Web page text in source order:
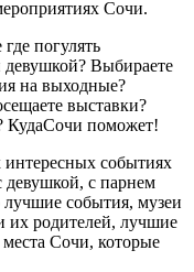
Сочи.
погулять
девушкой? Выбираете
на выходные?
выставки?
КудаСочи поможет!
событиях
с парнем
события, музеи
их родителей, лучшие
Сочи, которые